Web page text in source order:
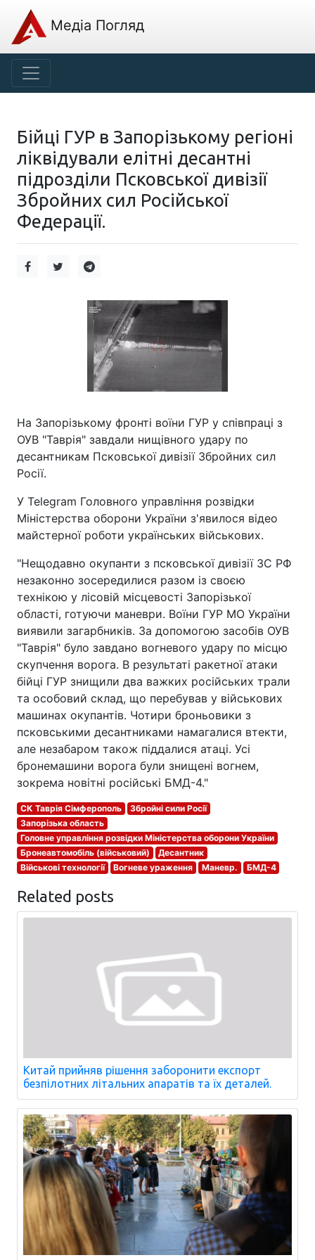
Медіа Погляд
Бійці ГУР в Запорізькому регіоні
ліквідували елітні десантні
підрозділи Псковської дивізії
Збройних сил Російської
Федерації.
На Запорізькому фронті воїни ГУР у співпраці з
ОУВ "Таврія" завдали нищівного удару по
десантникам Псковської дивізії Збройних сил
Росії.
У Telegram Головного управління розвідки
Міністерства оборони України з'явилося відео
майстерної роботи українських військових.
"Нещодавно окупанти з псковської дивізії ЗС РФ
незаконно зосередилися разом із своєю
технікою у лісовій місцевості Запорізької
області, готуючи маневри. Воїни ГУР МО України
виявили загарбників. За допомогою засобів ОУВ
"Таврія" було завдано вогневого удару по місцю
скупчення ворога. В результаті ракетної атаки
бійці ГУР знищили два важких російських трали
та особовий склад, що перебував у військових
машинах окупантів. Чотири броньовики з
псковськими десантниками намагалися втекти,
але незабаром також піддалися атаці. Усі
бронемашини ворога були знищені вогнем,
зокрема новітні російські БМД-4."
СК Таврія Сімферополь
Збройні сили Росії
Запорізька область
Головне управління розвідки Міністерства оборони України
Бронеавтомобіль (військовий)
Десантник
Військові технології
Вогневе ураження Маневр. БМД-4
Related posts
Китай прийняв рішення заборонити експорт
безпілотних літальних апаратів та їх деталей.